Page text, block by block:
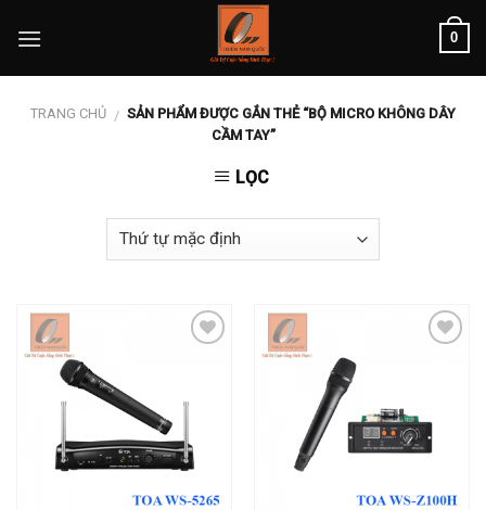
0
TRANG CHỦ / SẢN PHẨM ĐƯỢC GẮN THẺ “BỘ MICRO KHÔNG DÂY
CẦM TAY”
LỌC
wishlist